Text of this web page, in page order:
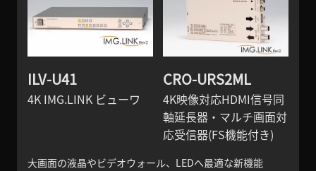
ILV-U41
4K IMG.LINK ビューワ
CRO-URS2ML
4K映像対応HDMI信号同
軸延長器・マルチ画面対
応受信器(FS機能付き)
大画面の液晶やビデオウォール、LEDへ最適な新機能